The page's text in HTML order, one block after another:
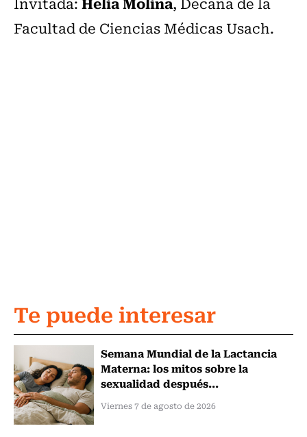
Facultad de Ciencias Médicas Usach.
Te puede interesar
Semana Mundial de la Lactancia
Materna: los mitos sobre la
sexualidad después...
Viernes 7 de agosto de 2026